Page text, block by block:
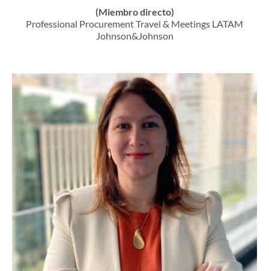
(Miembro directo)
Professional Procurement Travel & Meetings LATAM​
Johnson&Johnson